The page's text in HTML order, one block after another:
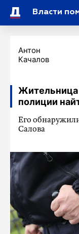
Антон
Качалов
Жительница
полиции
Его
Салова